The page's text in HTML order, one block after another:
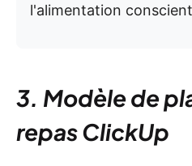
l'alimentation
3. Modèle de
repas ClickUp